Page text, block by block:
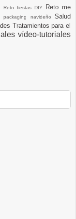
Reto fiestas DIY
Reto me
packaging navideñoSalud
Tratamientos para el
vídeo-tutoriales